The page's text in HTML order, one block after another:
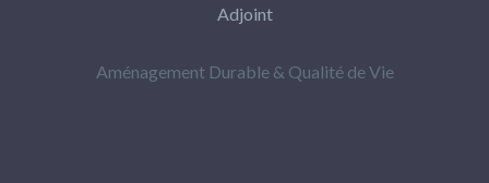
Adjoint
Aménagement Durable & Qualité de Vie